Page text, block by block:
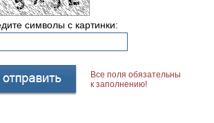
символы с картинки:
Все поля обязательны
к заполнению!